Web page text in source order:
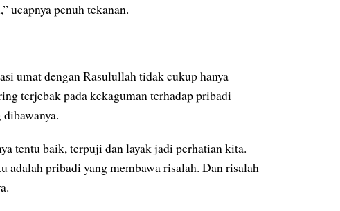
ucapnya penuh tekanan.
umat dengan Rasulullah tidak cukup hanya
terjebak pada kekaguman terhadap pribadi
tentu baik, terpuji dan layak jadi perhatian kita.
adalah pribadi yang membawa risalah. Dan risalah